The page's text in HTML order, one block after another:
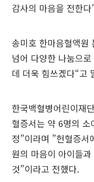
감사의 마음을 전한
송미호 한마음혈액원
넘어 다양한 나눔으
데 더욱 힘쓰겠다“고
한국백혈병어린이재
혈증서는 약 6명의
정”이라며 ”헌혈증
원의 마음이 아이들
것”이라고 전했다.